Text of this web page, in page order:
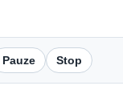
Pauze Stop